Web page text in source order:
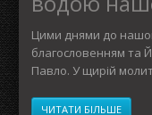
Цими днями до
благословенням та
Павло. У щирій
ЧИТАТИ БІЛЬШЕ